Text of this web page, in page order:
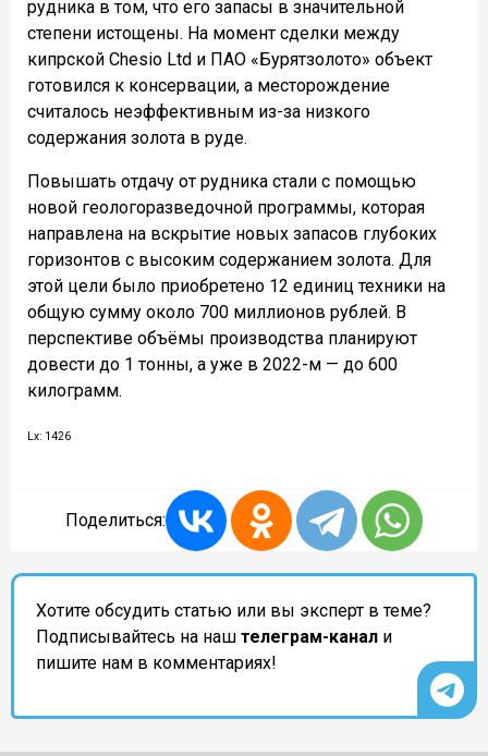
рудника в том, что его запасы в значительной
степени истощены. На момент сделки между
кипрской Chesio Ltd и ПАО «Бурятзолото» объект
готовился к консервации, а месторождение
считалось неэффективным из-за низкого
содержания золота в руде.
Повышать отдачу от рудника стали с помощью
новой геологоразведочной программы, которая
направлена на вскрытие новых запасов глубоких
горизонтов с высоким содержанием золота. Для
этой цели было приобретено 12 единиц техники на
общую сумму около 700 миллионов рублей. В
перспективе объёмы производства планируют
довести до 1 тонны, а уже в 2022-м — до 600
килограмм.
Lx: 1426
Поделиться:
Хотите обсудить статью или вы эксперт в теме?
Подписывайтесь на наш телеграм-канал и
пишите нам в комментариях!